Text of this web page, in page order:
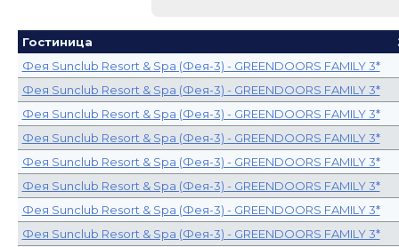
Гостиница
Фея Sunclub Resort & Spa (Фея-3) - GREENDOORS FAMILY 3*
Фея Sunclub Resort & Spa (Фея-3) - GREENDOORS FAMILY 3*
Фея Sunclub Resort & Spa (Фея-3) - GREENDOORS FAMILY 3*
Фея Sunclub Resort & Spa (Фея-3) - GREENDOORS FAMILY 3*
Фея Sunclub Resort & Spa (Фея-3) - GREENDOORS FAMILY 3*
Фея Sunclub Resort & Spa (Фея-3) - GREENDOORS FAMILY 3*
Фея Sunclub Resort & Spa (Фея-3) - GREENDOORS FAMILY 3*
Фея Sunclub Resort & Spa (Фея-3) - GREENDOORS FAMILY 3*